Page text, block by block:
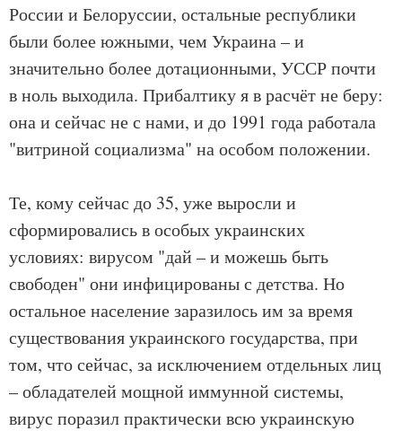
России и Белоруссии, остальные республики
были более южными, чем Украина – и
значительно более дотационными, УССР почти
в ноль выходила. Прибалтику я в расчёт не беру:
она и сейчас не с нами, и до 1991 года работала
"витриной социализма" на особом положении.
Те, кому сейчас до 35, уже выросли и
сформировались в особых украинских
условиях: вирусом "дай – и можешь быть
свободен" они инфицированы с детства. Но
остальное население заразилось им за время
существования украинского государства, при
том, что сейчас, за исключением отдельных лиц
– обладателей мощной иммунной системы,
вирус поразил практически всю украинскую